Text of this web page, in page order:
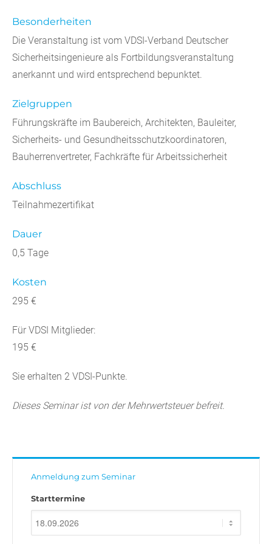
Besonderheiten
Die Veranstaltung ist vom VDSI-Verband Deutscher
Sicherheitsingenieure als Fortbildungsveranstaltung
anerkannt und wird entsprechend bepunktet.
Zielgruppen
Führungskräfte im Baubereich, Architekten, Bauleiter,
Sicherheits- und Gesundheitsschutzkoordinatoren,
Bauherrenvertreter, Fachkräfte für Arbeitssicherheit
Abschluss
Teilnahmezertifikat
Dauer
0,5 Tage
Kosten
295 €
Für VDSI Mitglieder:
195 €
Sie erhalten 2 VDSI-Punkte.
Dieses Seminar ist von der Mehrwertsteuer befreit.
Anmeldung zum Seminar
Starttermine